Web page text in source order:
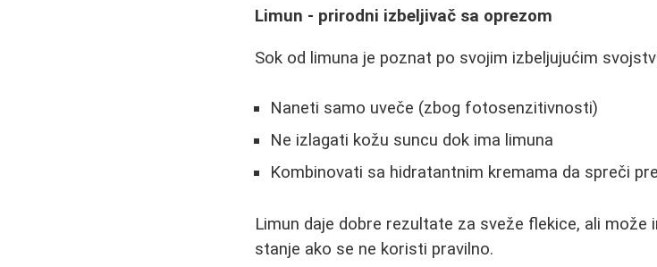
Limun - prirodni izbeljivač sa oprezom
Sok od limuna je poznat po svojim izbeljujućim
Naneti samo uveče (zbog fotosenzitivnosti)
Ne izlagati kožu suncu dok ima limuna
Kombinovati sa hidratantnim kremama da spreči
Limun daje dobre rezultate za sveže flekice, ali
stanje ako se ne koristi pravilno.